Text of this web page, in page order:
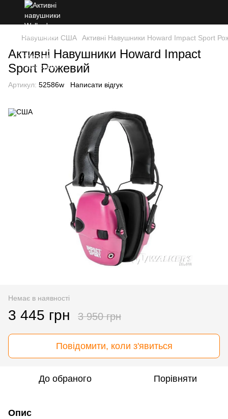
Навушники США Активні Навушники Howard Impact Sport
Активні Навушники Howard Impact
Sport Рожевий
Артикул: 52586w Написати відгук
Немає в наявності
3 445 грн 3 950 грн
Повідомити, коли з'явиться
До обраного Порівняти
Опис